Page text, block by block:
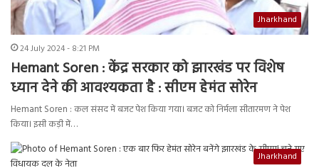
Jharkhand
24 July 2024 - 8:21 PM
Hemant Soren : केंद्र सरकार को झारखंड पर विशेष
ध्यान देने की आवश्यकता है : सीएम हेमंत सोरेन
Hemant Soren : कल संसद में बजट पेश किया गया। बजट को निर्मला सीतारमण ने पेश
किया। इसी कड़ी में…
Jharkhand